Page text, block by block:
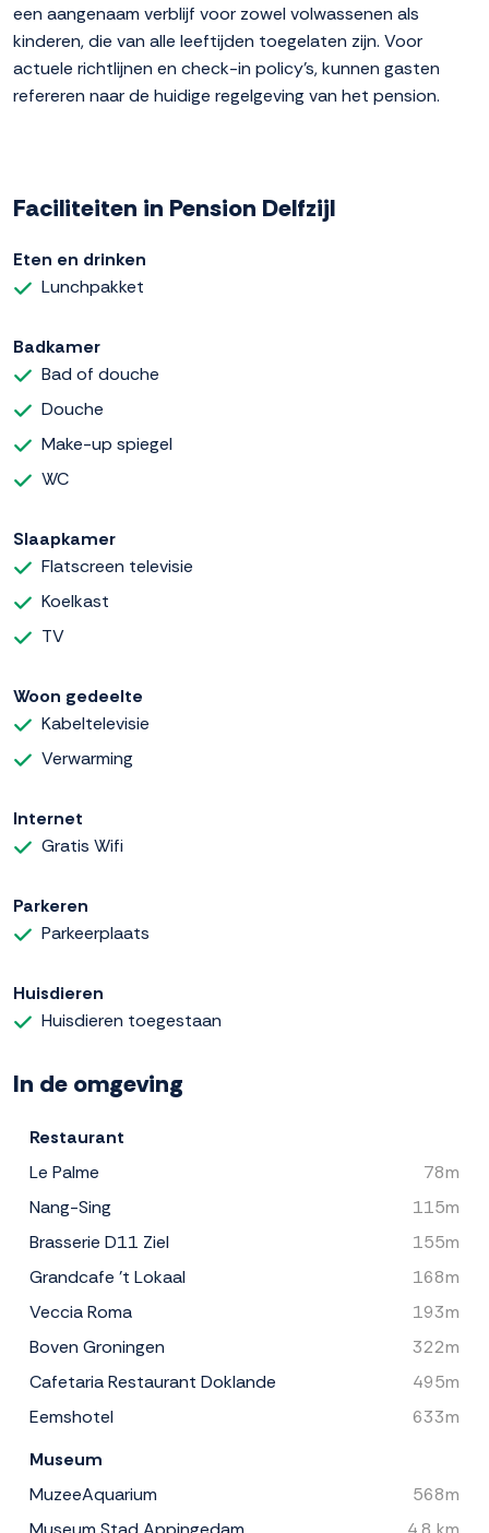
een aangenaam verblijf voor zowel volwassenen als
kinderen, die van alle leeftijden toegelaten zijn. Voor
actuele richtlijnen en check-in policy's, kunnen gasten
refereren naar de huidige regelgeving van het pension.
Faciliteiten in Pension Delfzijl
Eten en drinken
Lunchpakket
Badkamer
Bad of douche
Douche
Make-up spiegel
WC
Slaapkamer
Flatscreen televisie
Koelkast
TV
Woon gedeelte
Kabeltelevisie
Verwarming
Internet
Gratis Wifi
Parkeren
Parkeerplaats
Huisdieren
Huisdieren toegestaan
In de omgeving
Restaurant
Le Palme
78m
Nang-Sing
115m
Brasserie D11 Ziel
155m
Grandcafe 't Lokaal
168m
Veccia Roma
193m
Boven Groningen
322m
Cafetaria Restaurant Doklande
495m
Eemshotel
633m
Museum
MuzeeAquarium
568m